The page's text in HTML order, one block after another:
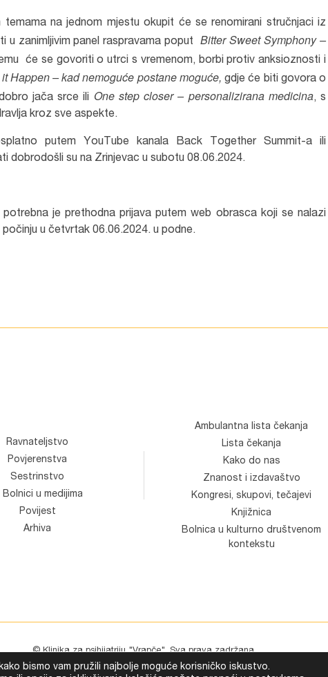
na jednom mjestu okupit će se renomirani stručnjaci iz
u zanimljivim panel raspravama poputBitter Sweet Symphony –
će se govoriti o utrci s vremenom, borbi protiv anksioznosti i
Happen – kad nemoguće postane moguće, gdje će biti govora o
jača srce ili One step closer – personalizirana medicina, s
kroz sve aspekte.
putem YouTube kanala Back Together Summit-a ili
dobrodošli su na Zrinjevac u subotu 08.06.2024.
je prethodna prijava putem web obrasca koji se nalazi
u četvrtak 06.06.2024. u podne.
Ravnateljstvo
Povjerenstva
Sestrinstvo
Bolnici u medijima
Povijest
Arhiva
Ambulantna lista čekanja
Lista čekanja
Kako do nas
Znanost i izdavaštvo
Kongresi, skupovi, tečajevi
Knjižnica
Bolnica u kulturno društvenom
kontekstu
© Klinika za psihijatriju "Vrapče". Sva prava zadržana.
DevelopmentDevexus
bismo vam pružili najbolje moguće korisničko iskustvo.